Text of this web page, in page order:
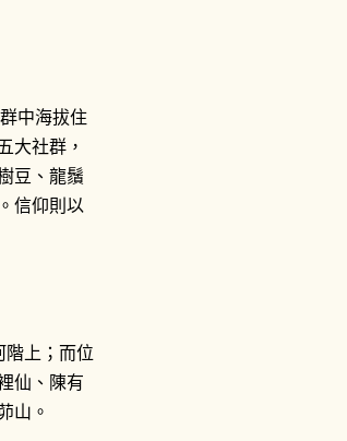
中海拔住
大社群，
豆、龍鬚
信仰則以
上；而位
仙、陳有
山。